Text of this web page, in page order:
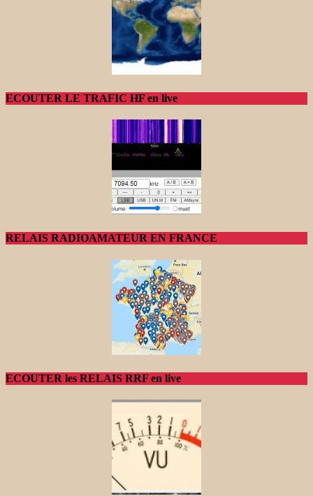
ECOUTER LE TRAFIC HF en live
RELAIS RADIOAMATEUR EN FRANCE
ECOUTER les RELAIS RRF en live